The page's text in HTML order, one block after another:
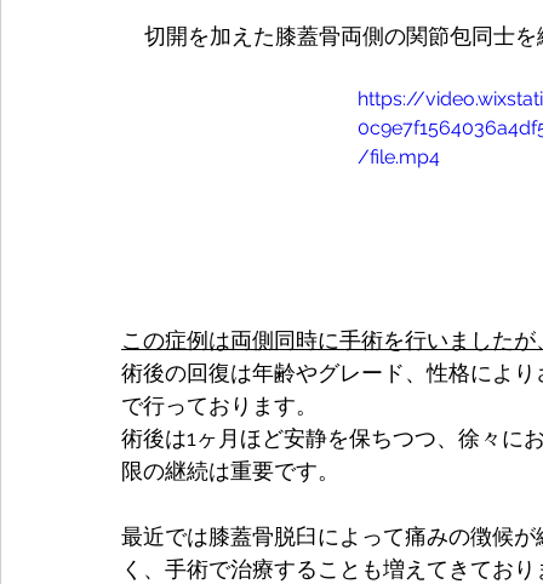
切開を加えた膝蓋骨両側の関節包同士
https://
/file.mp4
この症例は両側同時に手術を行いました
術後の回復は年齢やグレード、性格によ
で行っております。
術後は1ヶ月ほど安静を保ちつつ、徐々に
限の継続は重要です。
最近では膝蓋骨脱臼によって痛みの徴候
く、手術で治療することも増えてきており